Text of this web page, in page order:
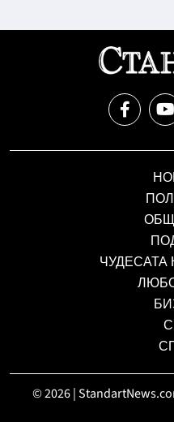
ЧУДЕСАТА
© 2026 |